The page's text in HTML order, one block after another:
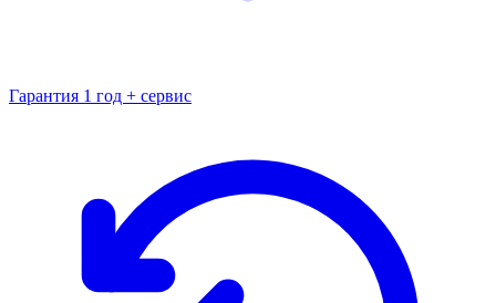
Гарантия 1 год + сервис